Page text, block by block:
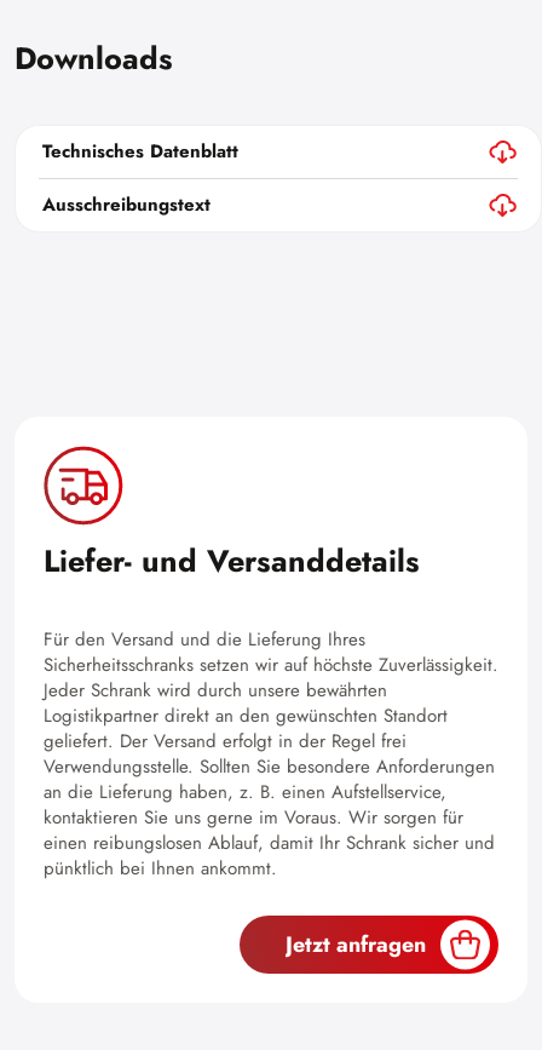
Downloads
Technisches Datenblatt
Ausschreibungstext
Liefer- und Versanddetails
Für den Versand und die Lieferung Ihres
Sicherheitsschranks setzen wir auf höchste Zuverlässigkeit.
Jeder Schrank wird durch unsere bewährten
Logistikpartner direkt an den gewünschten Standort
geliefert. Der Versand erfolgt in der Regel frei
Verwendungsstelle. Sollten Sie besondere Anforderungen
an die Lieferung haben, z. B. einen Aufstellservice,
kontaktieren Sie uns gerne im Voraus. Wir sorgen für
einen reibungslosen Ablauf, damit Ihr Schrank sicher und
pünktlich bei Ihnen ankommt.
Jetzt anfragen